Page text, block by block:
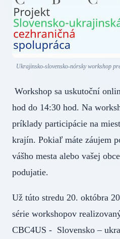
Ukrajinsko-slovensko-nórsky workshop
Workshop sa uskutoční
hod do 14:30 hod. Na
príklady participácie na
krajín. Pokiaľ máte záujem
vášho mesta alebo vašej
podujatie.
Už túto stredu 20. októbra
série workshopov
CBC4US - Slovensko –